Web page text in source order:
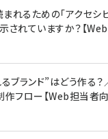
織の成果を最大化する ル
1,980
ランキングをも
術基準適合】ブラック
5,990
ーブル Anker絡まないケ
ド付き USB PD対応 シリコ
/ 16 / 15 / Galaxy
Air 各種対応 (1.8m ミッ
1,890
ッポロ 生ビール 黒ラベル
ケース買い【6/30応募〆切
4,857
れるための「アクセシ
されていますか？【
ブランド”はどう作る
フロー【Web担当者向